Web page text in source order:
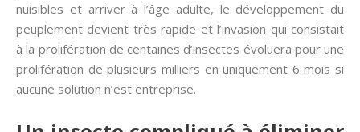
nuisibles et arriver à l’âge adulte, le développement du
peuplement devient très rapide et l’invasion qui consistait
à la prolifération de centaines d’insectes évoluera pour une
prolifération de plusieurs milliers en uniquement 6 mois si
aucune solution n’est entreprise.